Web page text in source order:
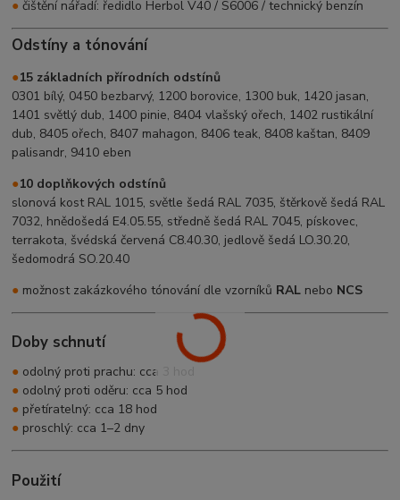
● čištění nářadí: ředidlo Herbol V40 / S6006 / technický benzín
Odstíny a tónování
●15 základních přírodních odstínů
0301 bílý, 0450 bezbarvý, 1200 borovice, 1300 buk, 1420 jasan,
1401 světlý dub, 1400 pinie, 8404 vlašský ořech, 1402 rustikální
dub, 8405 ořech, 8407 mahagon, 8406 teak, 8408 kaštan, 8409
palisandr, 9410 eben
●10 doplňkových odstínů
slonová kost RAL 1015, světle šedá RAL 7035, štěrkově šedá RAL
7032, hnědošedá E4.05.55, středně šedá RAL 7045, pískovec,
terrakota, švédská červená C8.40.30, jedlově šedá LO.30.20,
šedomodrá SO.20.40
● možnost zakázkového tónování dle vzorníků RAL nebo NCS
Doby schnutí
● odolný proti prachu: cca 3 hod
● odolný proti oděru: cca 5 hod
● přetíratelný: cca 18 hod
● proschlý: cca 1–2 dny
Použití